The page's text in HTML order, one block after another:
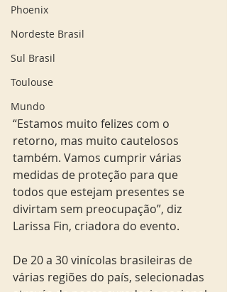
Phoenix
Nordeste Brasil
Sul Brasil
Toulouse
Mundo
“Estamos muito felizes com o
retorno, mas muito cautelosos
também. Vamos cumprir várias
medidas de proteção para que
todos que estejam presentes se
divirtam sem preocupação”, diz
Larissa Fin, criadora do evento.
De 20 a 30 vinícolas brasileiras de
várias regiões do país, selecionadas